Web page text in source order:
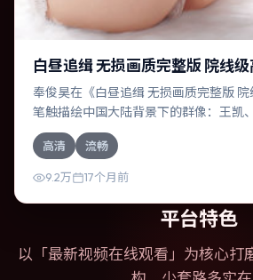
白昼追缉 无损画质完整版 院线级
奉俊昊在《白昼追缉 无损画质完整版
笔触描绘中国大陆背景下的群像：王凯
富。作为一部冒险作品，故事从日常裂
可逆转的结局；视听语言统一，情感落
高清 流畅
9.2万 17个月前
平台特色
以「最新视频在线观看 」为核心打